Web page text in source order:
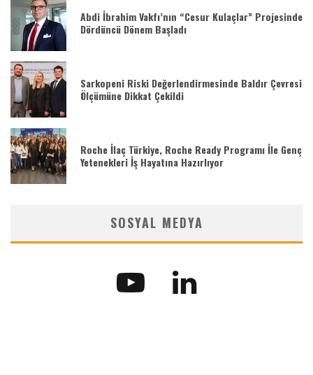
Abdi İbrahim Vakfı’nın “Cesur Kulaçlar” Projesinde
Dördüncü Dönem Başladı
Sarkopeni Riski Değerlendirmesinde Baldır Çevresi
Ölçümüne Dikkat Çekildi
Roche İlaç Türkiye, Roche Ready Programı İle Genç
Yetenekleri İş Hayatına Hazırlıyor
SOSYAL MEDYA